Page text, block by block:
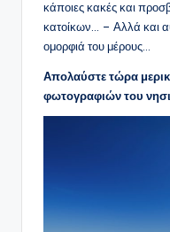
κάποιες κακές και
κατοίκων… – Αλλά και
ομορφιά του μέρους…
Απολαύστε τώρα
φωτογραφιών του